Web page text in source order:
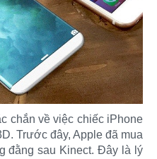
chắn về việc chiếc iPhone
Trước đây, Apple đã mua
đằng sau Kinect. Đây là lý